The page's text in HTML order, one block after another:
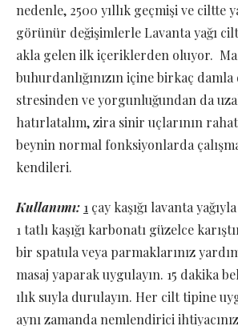
nedenle, 2500 yıllık geçmişi ve ciltte
görünür değişimlerle Lavanta yağı
akla gelen ilk içeriklerden oluyor.
buhurdanlığınızın içine birkaç
stresinden ve yorgunluğundan da
hatırlatalım, zira sinir uçlarının
beynin normal fonksiyonlarda
kendileri.
Kullanımı: 1 çay kaşığı lavanta
1 tatlı kaşığı karbonatı güzelce
bir spatula veya parmaklarınız
masaj yaparak uygulayın. 15 dakika
ılık suyla durulayın. Her cilt tipine
aynı zamanda nemlendirici